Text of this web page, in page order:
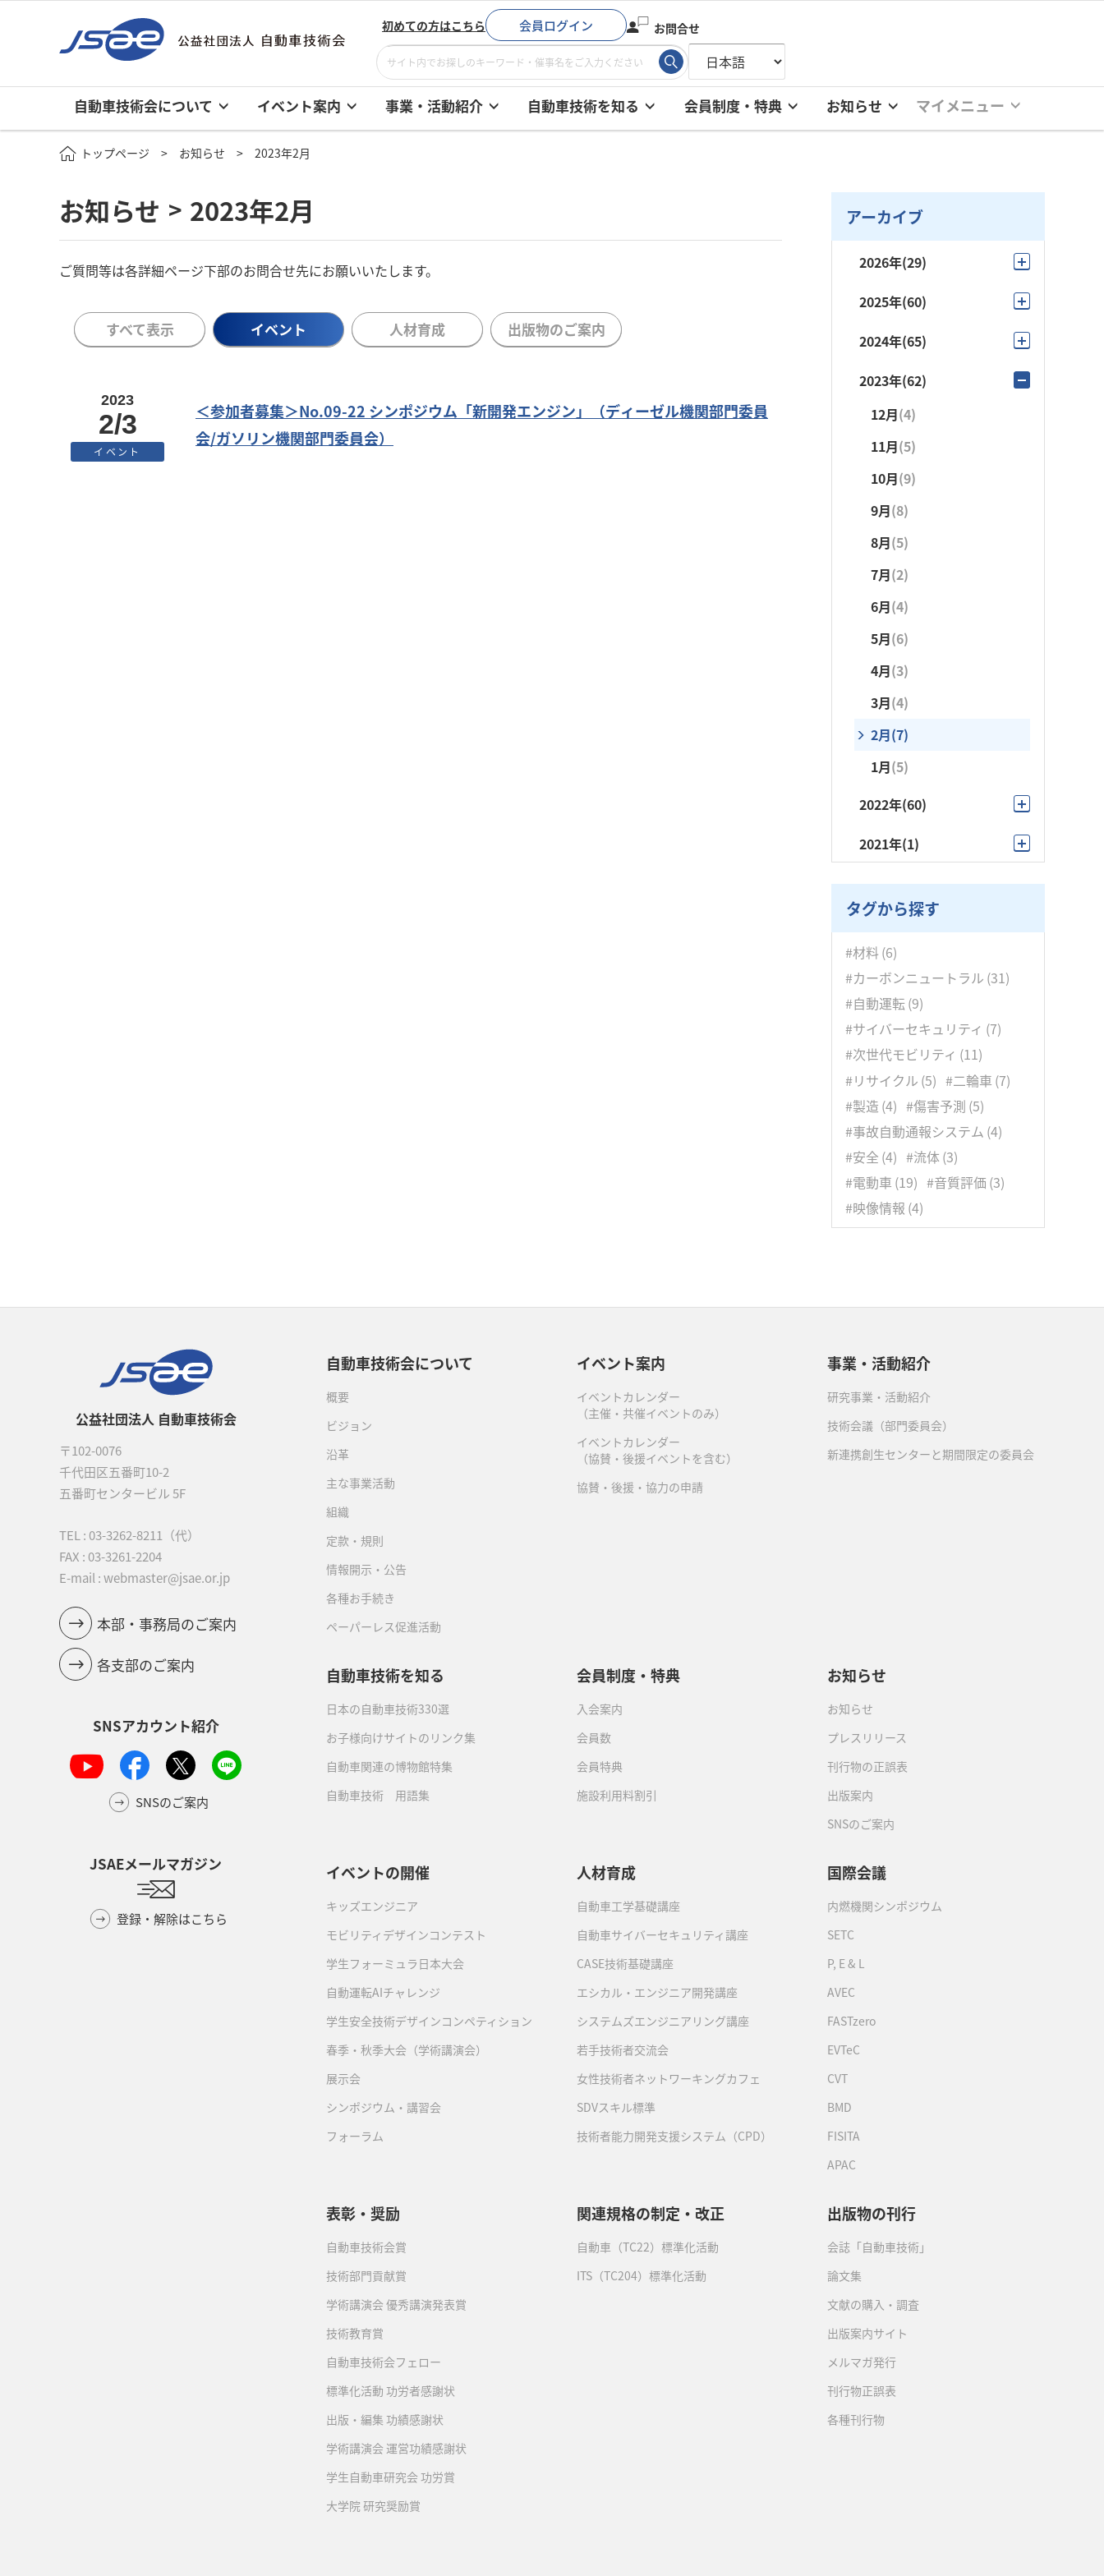
初めての方はこちら 会員ログイン お問合せ
自動車技術会について イベント案内 事業・活動紹介 自動車技術を知る 会員制度・特典 お知らせ マイメニュー
トップページ お知らせ 2023年2月
お知らせ > 2023年2月
ご質問等は各詳細ページ下部のお問合せ先にお願いいたします。
すべて表示 イベント 人材育成 出版物のご案内
＜参加者募集＞No.09-22 シンポジウム「新開発エンジン」（ディーゼル機関部門委員
会/ガソリン機関部門委員会）
2023
2/3
イベント
アーカイブ
2026年(29)
8月(4)
5月 (4)
4月(5)
3月(4)
2月(1)
1月(4)
2025年(60)
12月(4)
2024年(65)
12月(2)
11月(5)
10月(4)
9月(21)
8月(5)
7月(6)
6月(4)
5月(2)
4月(2)
3月(5)
2月(4)
1月(5)
2023年(62)
12月(4)
11月(5)
10月(9)
9月(8)
8月(5)
7月(2)
6月(4)
5月(6)
4月(3)
3月(4)
2月(7)
1月(5)
2022年(60)
12月(10)
10月(5)
9月(4)
8月 (5)
7月(5)
6月(3)
5月(6)
3月(8)
2021年(1)
タグから探す
#材料 (6)
#カーボンニュートラル (31)
#自動運転(9)
#サイバーセキュリティ (7)
#次世代モビリティ (11)
#リサイクル (5) #二輪車 (7)
#製造 (4) #傷害予測 (5)
#事故自動通報システム (4)
#安全 (4) #流体(3)
#電動車 (19) #音質評価 (3)
#映像情報 (4)
公益社団法人 自動車技術会
〒102-0076
千代田区五番町10-2
五番町センタービル 5F
TEL : 03-3262-8211
（代）
FAX : 03-3261-2204
E-mail : webmaster@jsae.or.jp
本部・事務局のご案内
各支部のご案内
SNSアカウント紹介
SNSのご案内
JSAEメールマガジン
登録・解除はこちら
自動車技術会について
概要
ビジョン
沿革
主な事業活動
組織
定款・規則
情報開示・公告
各種お手続き
ペーパーレス促進活動
イベント案内
イベントカレンダー
（主催・共催イベントのみ）
イベントカレンダー
（協賛・後援イベントを含む）
協賛・後援・協力の申請
事業・活動紹介
研究事業・活動紹介
技術会議（部門委員会）
新連携創生センターと期間限定の委員会
自動車技術を知る
日本の自動車技術330選
お子様向けサイトのリンク集
自動車関連の博物館特集
自動車技術 用語集
会員制度・特典
入会案内
会員数
会員特典
施設利用料割引
お知らせ
お知らせ
プレスリリース
刊行物の正誤表
出版案内
SNSのご案内
イベントの開催
キッズエンジニア
モビリティデザインコンテスト
学生フォーミュラ日本大会
自動運転AIチャレンジ
学生安全技術デザインコンペティション
春季・秋季大会（学術講演会）
展示会
シンポジウム・講習会
フォーラム
人材育成
自動車工学基礎講座
自動車サイバーセキュリティ講座
CASE技術基礎講座
エシカル・エンジニア開発講座
システムズエンジニアリング講座
若手技術者交流会
女性技術者ネットワーキングカフェ
SDVスキル標準
技術者能力開発支援システム（CPD）
国際会議
内燃機関シンポジウム
SETC
P, E & L
AVEC
FASTzero
EVTeC
CVT
BMD
FISITA
APAC
表彰・奨励
自動車技術会賞
技術部門貢献賞
学術講演会 優秀講演発表賞
技術教育賞
自動車技術会フェロー
標準化活動 功労者感謝状
出版・編集 功績感謝状
学術講演会 運営功績感謝状
学生自動車研究会 功労賞
大学院 研究奨励賞
関連規格の制定・改正
自動車（TC22）標準化活動
ITS（TC204）標準化活動
出版物の刊行
会誌「自動車技術」
論文集
文献の購入・調査
出版案内サイト
メルマガ発行
刊行物正誤表
各種刊行物